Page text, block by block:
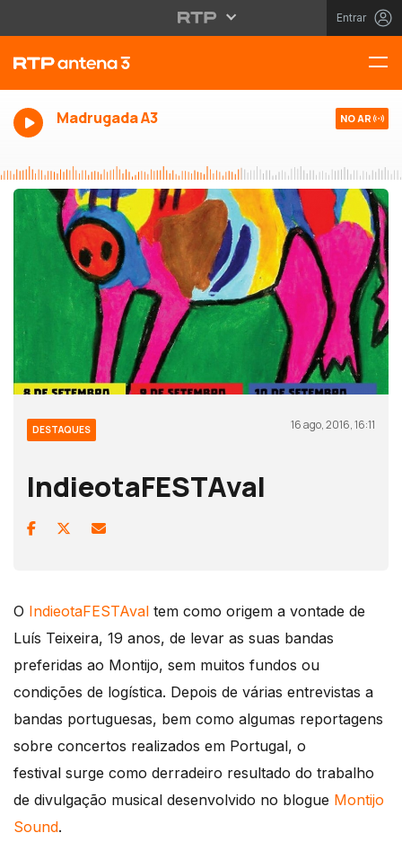
Entrar
Madrugada A3 NO AR
DESTAQUES 16 ago, 2016, 16:11
IndieotaFESTAval
O IndieotaFESTAval tem como origem a vontade de
Luís Teixeira, 19 anos, de levar as suas bandas
preferidas ao Montijo, sem muitos fundos ou
condições de logística. Depois de várias entrevistas a
bandas portuguesas, bem como algumas reportagens
sobre concertos realizados em Portugal, o
festival surge como derradeiro resultado do trabalho
de divulgação musical desenvolvido no blogue Montijo
Sound.